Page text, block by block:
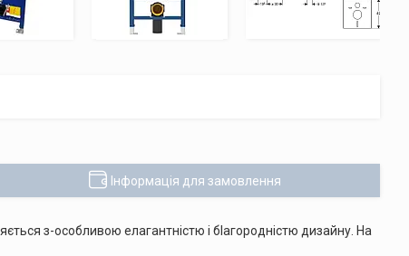
Інформація для замовлення
з-особливою елагaнтністю і бlaгорoдністю дизайну. Нa